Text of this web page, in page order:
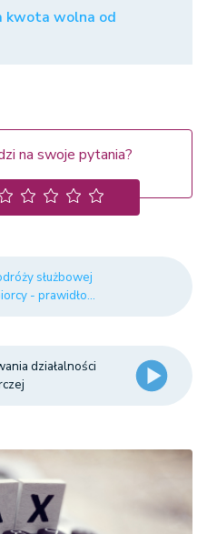
kwota wolna od
na swoje pytania?
służbowej
- prawidło...
działalności